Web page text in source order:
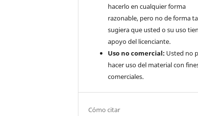
hacerlo en cualquier forma
razonable, pero no de forma
sugiera que usted o su uso
apoyo del licenciante.
Uso no comercial: Usted no
hacer uso del material con
comerciales.
Cómo citar